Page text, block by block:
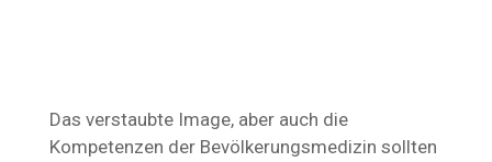
Das verstaubte Image, aber auch die
Kompetenzen der Bevölkerungsmedizin sollten